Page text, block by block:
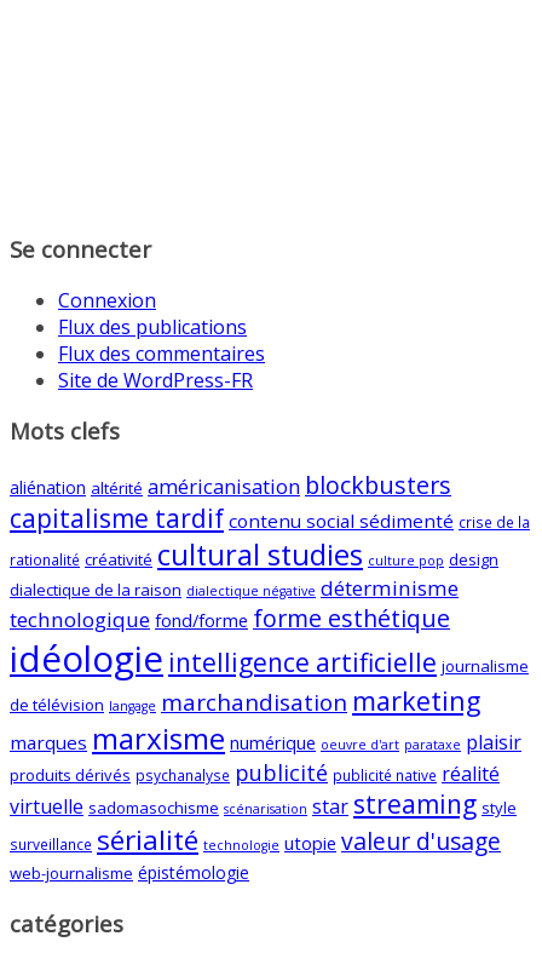
Se connecter
Connexion
Flux des publications
Flux des commentaires
Site de WordPress-FR
Mots clefs
aliénation altérité américanisation blockbusters
capitalisme tardif contenu social sédimenté crise de la
rationalité créativité cultural studies culture pop design
dialectique de la raison dialectique négative déterminisme
technologique fond/forme forme esthétique
idéologie intelligence artificielle journalisme
de télévision langage marchandisation marketing
marques marxisme numérique oeuvre d'art parataxe plaisir
produits dérivés psychanalyse publicité publicité native réalité
virtuelle sadomasochisme scénarisation star streaming style
surveillance sérialité technologie utopie valeur d'usage
web-journalisme épistémologie
catégories